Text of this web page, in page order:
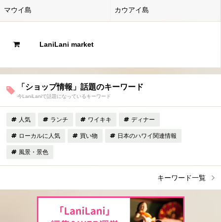
マウイ島 カウアイ島
LaniLani market
「ショップ情報」話題のキーワード
今LaniLaniで話題になっているキーワード
人気 ランチ ワイキキ ディナー
ローカルに人気 買い物 日本のハワイ関連情報
風景・景色
キーワード一覧